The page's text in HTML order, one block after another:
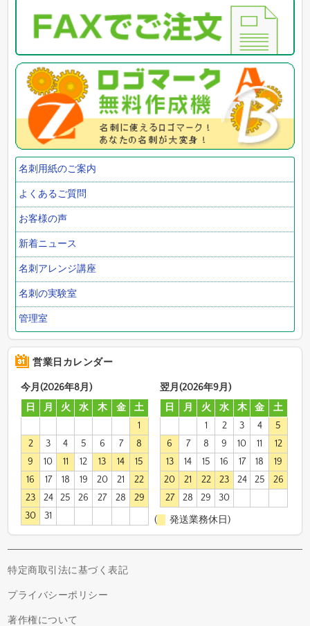
名刺用紙のご案内
よくあるご質問
お客様の声
新着ニュース
名刺アレンジ講座
名刺の実験室
管理室
営業日カレンダー
今月(2026年8月)
日
月 火 水 木 金
土
1
2
3 4 5 6 7
8
9
10 11 12 13 14
15
16
17 18 19 20 21
22
23
24 25 26 27 28
29
30
31
翌月(2026年9月)
日
月 火 水 木 金
土
1
2 3 4
5
6
7 8 9 10 11
12
13
14 15 16 17 18
19
20
21 22 23 24 25
26
27
28 29 30
( 発送業務休日)
特定商取引法に基づく表記
プライバシーポリシー
著作権について